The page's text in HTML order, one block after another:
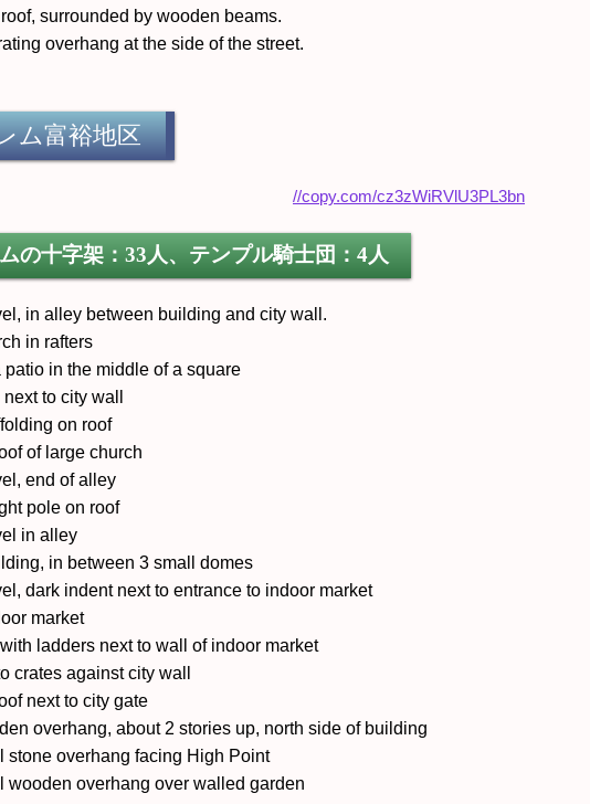
surrounded by wooden beams.
overhang at the side of the street.
ム富裕地区
の十字架：33人、テンプル騎士団：4人
in alley between building and city wall.
in rafters
patio in the middle of a square
to city wall
on roof
of large church
end of alley
pole on roof
in alley
in between 3 small domes
dark indent next to entrance to indoor market
market
ladders next to wall of indoor market
crates against city wall
next to city gate
overhang, about 2 stories up, north side of building
stone overhang facing High Point
wooden overhang over walled garden